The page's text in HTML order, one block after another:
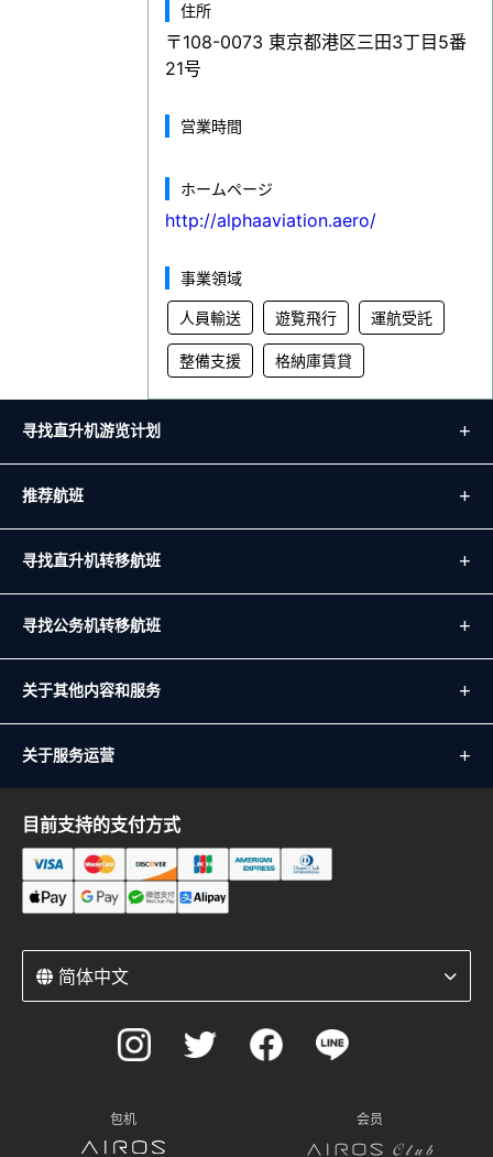
住所
〒108-0073 東京都港区三田3丁目5番
21号
営業時間
ホームページ
http://alphaaviation.aero/
事業領域
人員輸送 遊覧飛行 運航受託
整備支援 格納庫賃貸
寻找直升机游览计划
推荐航班
寻找直升机转移航班
寻找公务机转移航班
关于其他内容和服务
关于服务运营
目前支持的支付方式
简体中文
包机 会员